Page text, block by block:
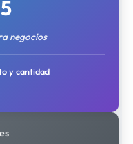
negocios
y cantidad